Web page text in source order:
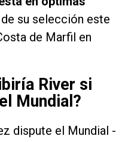
su selección este
de Marfil en
River si
Mundial?
dispute el Mundial -